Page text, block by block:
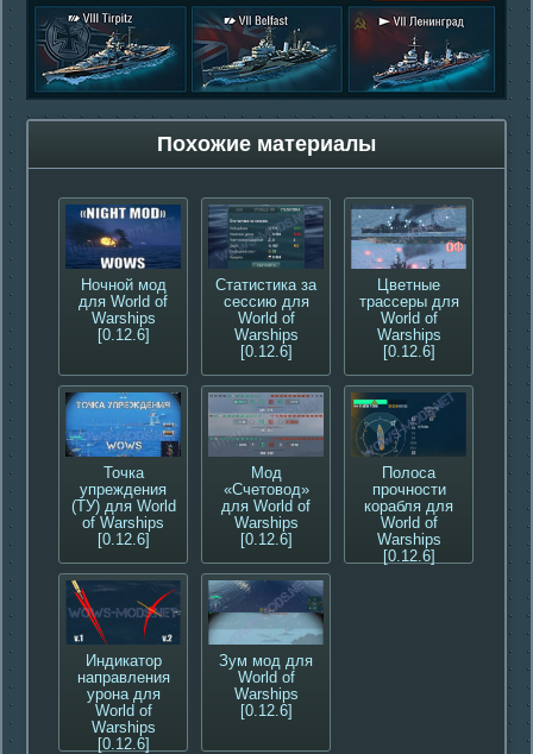
Похожие материалы
Ночной мод
для World of
Warships
[0.12.6]
Статистика за
сессию для
World of
Warships
[0.12.6]
Цветные
трассеры для
World of
Warships
[0.12.6]
Точка
упреждения
(ТУ) для World
of Warships
[0.12.6]
Мод
«Счетовод»
для World of
Warships
[0.12.6]
Полоса
прочности
корабля для
World of
Warships
[0.12.6]
Индикатор
направления
урона для
World of
Warships
[0.12.6]
Зум мод для
World of
Warships
[0.12.6]